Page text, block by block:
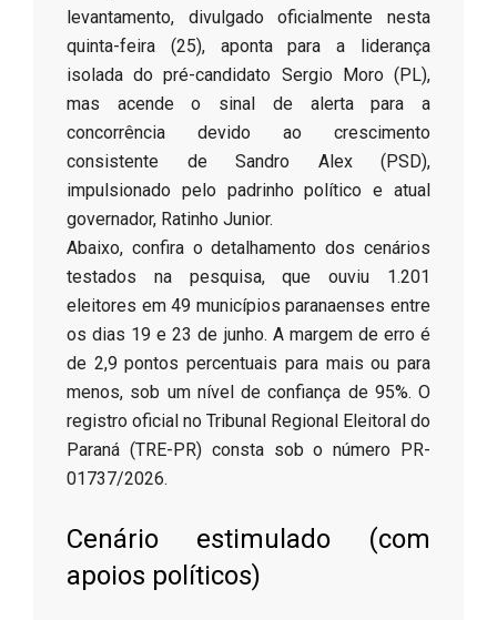
levantamento, divulgado oficialmente nesta
quinta-feira (25), aponta para a liderança
isolada do pré-candidato Sergio Moro (PL),
mas acende o sinal de alerta para a
concorrência devido ao crescimento
consistente de Sandro Alex (PSD),
impulsionado pelo padrinho político e atual
governador, Ratinho Junior.
Abaixo, confira o detalhamento dos cenários
testados na pesquisa, que ouviu 1.201
eleitores em 49 municípios paranaenses entre
os dias 19 e 23 de junho. A margem de erro é
de 2,9 pontos percentuais para mais ou para
menos, sob um nível de confiança de 95%. O
registro oficial no Tribunal Regional Eleitoral do
Paraná (TRE-PR) consta sob o número PR-
01737/2026.
Cenário estimulado (com
apoios políticos)